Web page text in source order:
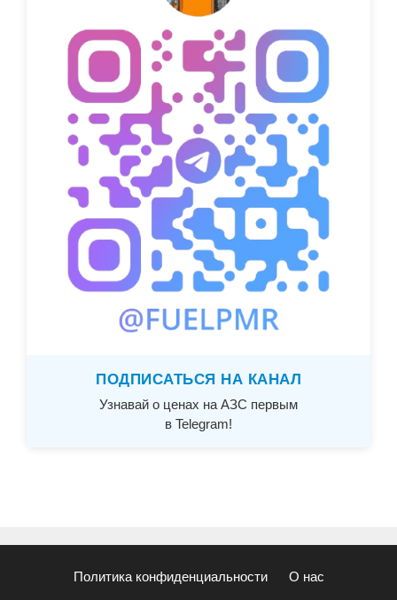
ПОДПИСАТЬСЯ НА КАНАЛ
Узнавай о ценах на АЗС первым
в Telegram!
Политика конфиденциальности О нас